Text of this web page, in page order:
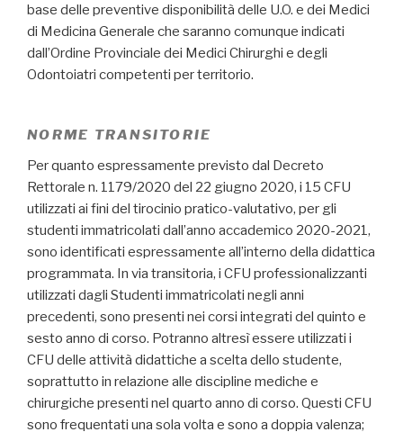
base delle preventive disponibilità delle U.O. e dei Medici
di Medicina Generale che saranno comunque indicati
dall’Ordine Provinciale dei Medici Chirurghi e degli
Odontoiatri competenti per territorio.
NORME TRANSITORIE
Per quanto espressamente previsto dal Decreto
Rettorale n. 1179/2020 del 22 giugno 2020, i 15 CFU
utilizzati ai fini del tirocinio pratico-valutativo, per gli
studenti immatricolati dall’anno accademico 2020-2021,
sono identificati espressamente all’interno della didattica
programmata. In via transitoria, i CFU professionalizzanti
utilizzati dagli Studenti immatricolati negli anni
precedenti, sono presenti nei corsi integrati del quinto e
sesto anno di corso. Potranno altresì essere utilizzati i
CFU delle attività didattiche a scelta dello studente,
soprattutto in relazione alle discipline mediche e
chirurgiche presenti nel quarto anno di corso. Questi CFU
sono frequentati una sola volta e sono a doppia valenza;